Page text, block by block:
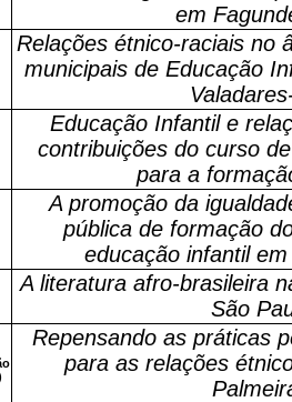
em
Relações étnico-raciais no
municipais de Educação
Educação Infantil e
contribuições do curso
para a
A promoção da
pública de formação
educação infantil
A literatura afro-brasileira
São
Repensando as práticas
para as relações